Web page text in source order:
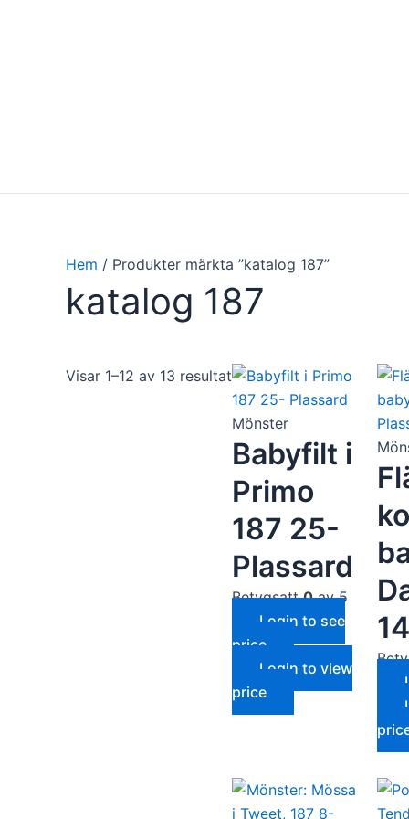
Hem / Produkter märkta ”katalog 187”
katalog 187
Visar 1–12 av 13 resultat
Mönster
Babyfilt i
Primo
187 25-
Plassard
Betygsatt0av 5
Login to see
price
Login to view
price